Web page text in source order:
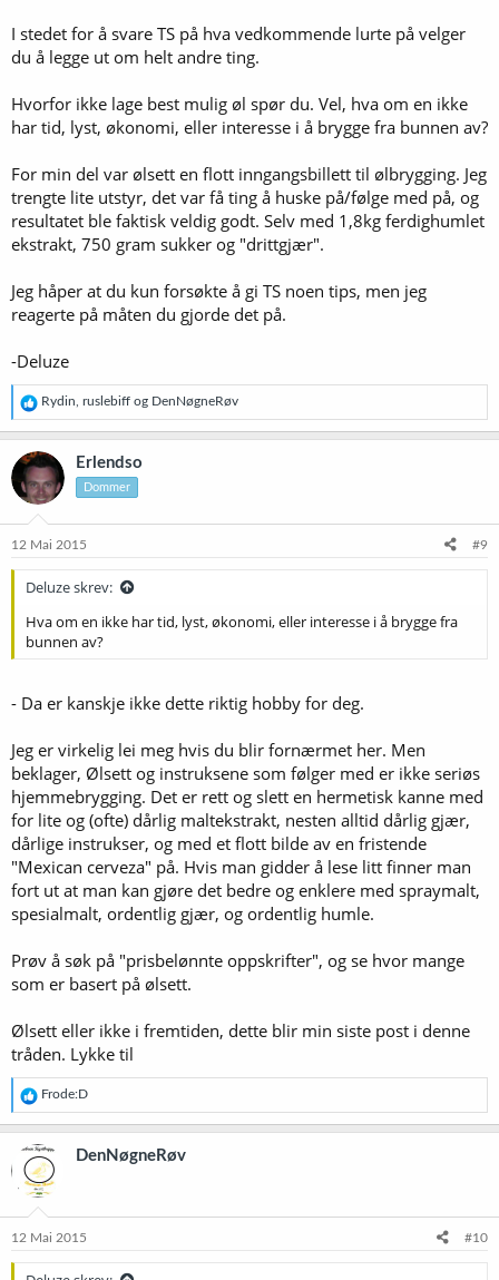
hobbyen. Instruksene som følger med ølsett har lite med seriøs
hjemmebrygging å gjøre.
I stedet for å svare TS på hva vedkommende lurte på velger
du å legge ut om helt andre ting.
Hvorfor ikke lage best mulig øl spør du. Vel, hva om en ikke
har tid, lyst, økonomi, eller interesse i å brygge fra bunnen av?
For min del var ølsett en flott inngangsbillett til ølbrygging. Jeg
trengte lite utstyr, det var få ting å huske på/følge med på, og
resultatet ble faktisk veldig godt. Selv med 1,8kg ferdighumlet
ekstrakt, 750 gram sukker og "drittgjær".
Jeg håper at du kun forsøkte å gi TS noen tips, men jeg
reagerte på måten du gjorde det på.
-Deluze
R
e
a
k
s
j
o
e
Rydin ruslebiff og DenNøgneRøv
Erlendso
Dommer
12 Mai 2015 #9
Deluze skrev:
Hva om en ikke har tid, lyst, økonomi, eller interesse i å brygge fra
bunnen av?
- Da er kanskje ikke dette riktig hobby for deg.
Jeg er virkelig lei meg hvis du blir fornærmet her. Men
beklager, Ølsett og instruksene som følger med er ikke seriøs
hjemmebrygging. Det er rett og slett en hermetisk kanne med
for lite og (ofte) dårlig maltekstrakt, nesten alltid dårlig gjær,
dårlige instrukser, og med et flott bilde av en fristende
"Mexican cerveza" på. Hvis man gidder å lese litt finner man
fort ut at man kan gjøre det bedre og enklere med spraymalt,
spesialmalt, ordentlig gjær, og ordentlig humle.
Prøv å søk på "prisbelønnte oppskrifter", og se hvor mange
som er basert på ølsett.
Ølsett eller ikke i fremtiden, dette blir min siste post i denne
tråden. Lykke til
R
e
a
k
s
j
o
e
Frode:D
DenNøgneRøv
12 Mai 2015 #10